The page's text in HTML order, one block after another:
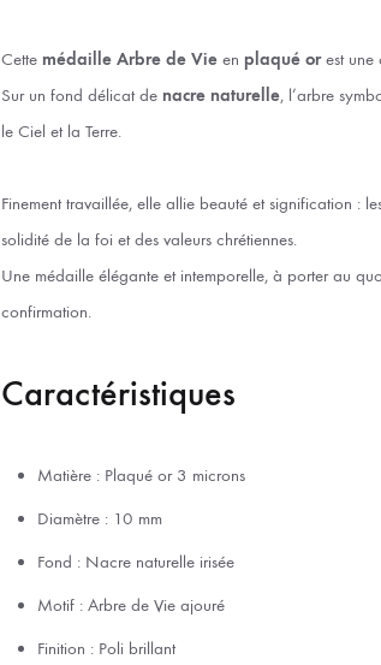
Cette médaille Arbre de Vie en plaqué orest une
Sur un fond délicat de nacre naturelle, l’arbre
le Ciel et la Terre.
Finement travaillée, elle allie beauté et signification :
solidité de la foi et des valeurs chrétiennes.
Une médaille élégante et intemporelle, à porter au
confirmation.
Caractéristiques
Matière : Plaqué or 3 microns
Diamètre : 10 mm
Fond : Nacre naturelle irisée
Motif : Arbre de Vie ajouré
Finition : Poli brillant